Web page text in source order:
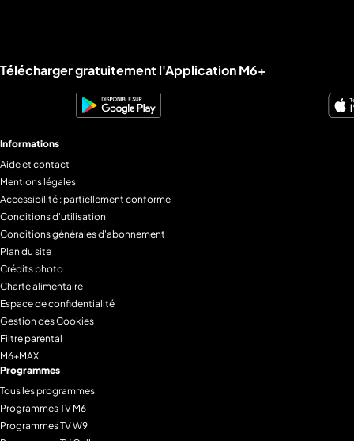
Liens utiles M6+.
Télécharger gratuitement l'Application M6+
Informations
Aide et contact
Mentions légales
Accessibilité : partiellement conforme
Conditions d'utilisation
Conditions générales d'abonnement
Plan du site
Crédits photo
Charte alimentaire
Espace de confidentialité
Gestion des Cookies
Filtre parental
M6+MAX
Programmes
Tous les programmes
Programmes TV M6
Programmes TV W9